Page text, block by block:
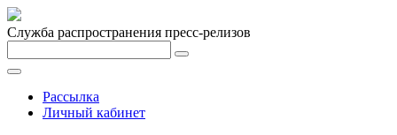
Служба распространения пресс-релизов
Рассылка
Личный кабинет